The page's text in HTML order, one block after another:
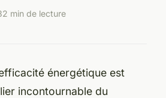
2 min de lecture
énergétique est
incontournable du